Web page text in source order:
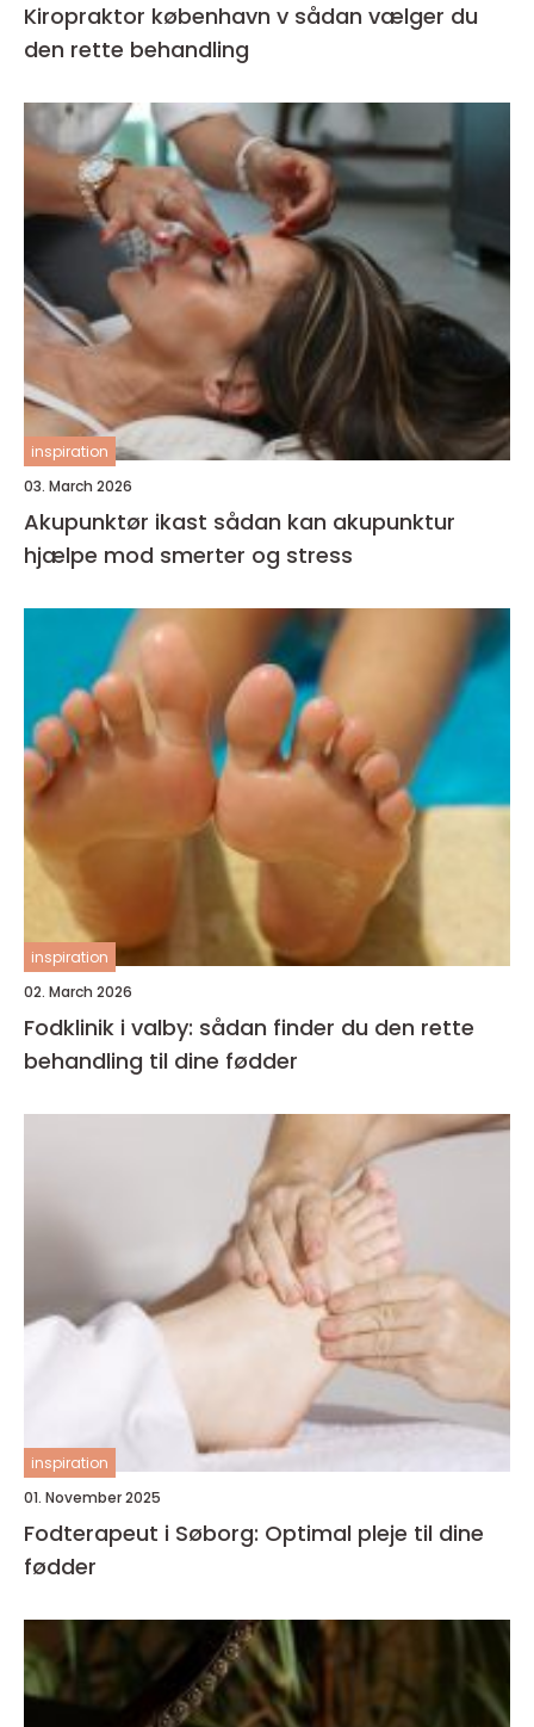
Kiropraktor københavn v sådan vælger du
den rette behandling
inspiration
03. March 2026
Akupunktør ikast sådan kan akupunktur
hjælpe mod smerter og stress
inspiration
02. March 2026
Fodklinik i valby: sådan finder du den rette
behandling til dine fødder
inspiration
01. November 2025
Fodterapeut i Søborg: Optimal pleje til dine
fødder